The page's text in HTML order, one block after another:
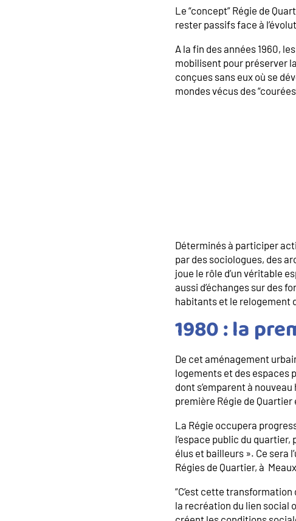
Le “concept” Régie de
rester passifs face à
A la fin des années 1960,
mobilisent pour préserver
conçues sans eux où se
mondes vécus des
Déterminés à participer
par des sociologues, des
joue le rôle d’un véritable
aussi d’échanges sur des
habitants et le relogement
1980 : la
De cet aménagement
logements et des espaces
dont s’emparent à
première Régie de Quartier
La Régie occupera
l’espace public du
élus et bailleurs ». Ce sera
Régies de Quartier, à
“C’est cette
la recréation du lien social